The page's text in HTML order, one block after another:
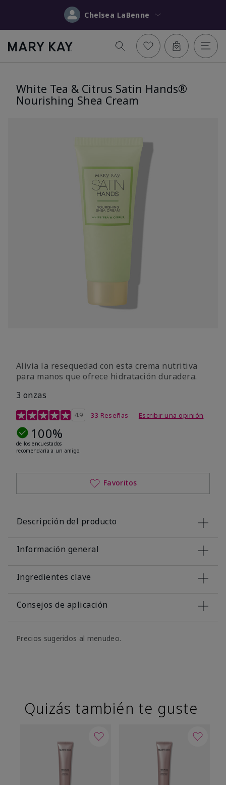
Chelsea LaBenne
White Tea & Citrus Satin Hands®
Nourishing Shea Cream
Alivia la resequedad con esta crema nutritiva
para manos que ofrece hidratación duradera.
3 onzas
Calificación de clientes de 4,1 de 5
4.9 33 Reseñas Escribir una opinión
100%
de los encuestados
recomendaría a un amigo.
Favoritos
Descripción del producto
Información general
Ingredientes clave
Consejos de aplicación
Precios sugeridos al menudeo.
Quizás también te guste